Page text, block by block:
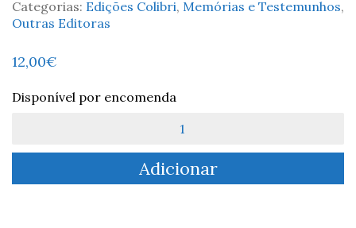
Categorias: Edições Colibri, Memórias e Testemunhos,
Outras Editoras
12,00€
Disponível por encomenda
Memórias
uma
Adicionar